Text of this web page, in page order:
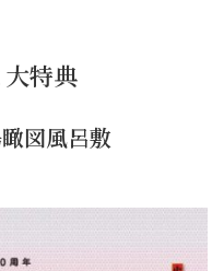
特典
図風呂敷